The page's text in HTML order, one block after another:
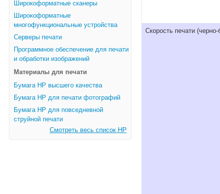
Широкоформатные сканеры
Широкоформатные
многофункциональные устройства
Серверы печати
Программное обеспечение для печати
и обработки изображений
Материалы для печати
Бумага HP высшего качества
Бумага HP для печати фотографий
Бумага HP для повседневной
струйной печати
Смотреть весь список HP
Скорость печати (черно-